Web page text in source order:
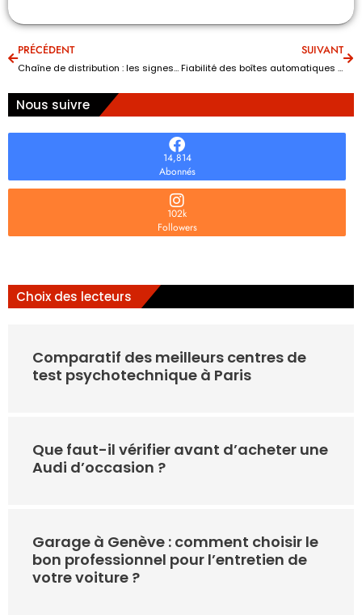
PRÉCÉDENT
Chaîne de distribution : les signes pour savoir quand la changer ?
SUIVANT
Fiabilité des boîtes automatiques : les 10 modèles à éviter ou à privilégier
Nous suivre
14,814
Abonnés
102k
Followers
Choix des lecteurs
Comparatif des meilleurs centres de
test psychotechnique à Paris
Que faut-il vérifier avant d’acheter une
Audi d’occasion ?
Garage à Genève : comment choisir le
bon professionnel pour l’entretien de
votre voiture ?